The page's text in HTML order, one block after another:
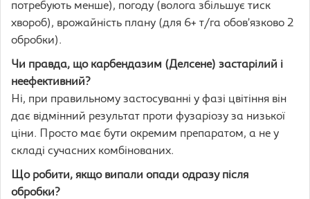
потребують менше), погоду (волога збільшує тиск
хвороб), врожайність плану (для 6+ т/га обов’язково 2
обробки).
Чи правда, що карбендазим (Делсене) застарілий і
неефективний?
Ні, при правильному застосуванні у фазі цвітіння він
дає відмінний результат проти фузаріозу за низької
ціни. Просто має бути окремим препаратом, а не у
складі сучасних комбінованих.
Що робити, якщо випали опади одразу після
обробки?